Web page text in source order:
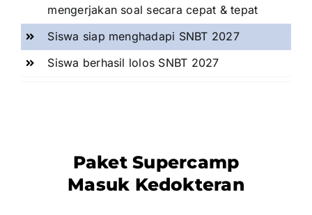
mengerjakan soal secara cepat & tepat
Siswa siap menghadapi SNBT 2027
Siswa berhasil lolos SNBT 2027
Paket Supercamp
Masuk Kedokteran